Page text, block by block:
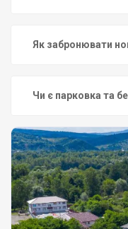
Як забронювати
Чи є парковка та